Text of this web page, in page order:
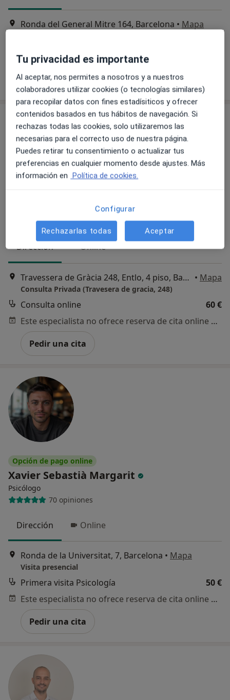
Ronda del General Mitre 164, Barcelona • Mapa
Pedir una cita
Psicóloga, Psicóloga infantil·Ver más
67 opiniones
Dirección Online
Travessera de Gràcia 248, Entlo, 4 piso, Barcelona • Mapa
Consulta Privada (Travesera de gracia, 248)
Consulta online
60 €
Este especialista no ofrece reserva de cita online en esta dirección.
Pedir una cita
Opción de pago online
Xavier Sebastià Margarit
Psicólogo
70 opiniones
Dirección Online
Ronda de la Universitat, 7, Barcelona • Mapa
Visita presencial
Primera visita Psicología
50 €
Este especialista no ofrece reserva de cita online en esta dirección.
Pedir una cita
Tu privacidad es importante
Al aceptar, nos permites a nosotros y a nuestros
colaboradores utilizar cookies (o tecnologías similares)
para recopilar datos con fines estadísiticos y ofrecer
contenidos basados en tus hábitos de navegación. Si
rechazas todas las cookies, solo utilizaremos las
necesarias para el correcto uso de nuestra página.
Puedes retirar tu consentimiento o actualizar tus
preferencias en cualquier momento desde ajustes. Más
información en Política de cookies.
Configurar
Rechazarlas todas Aceptar